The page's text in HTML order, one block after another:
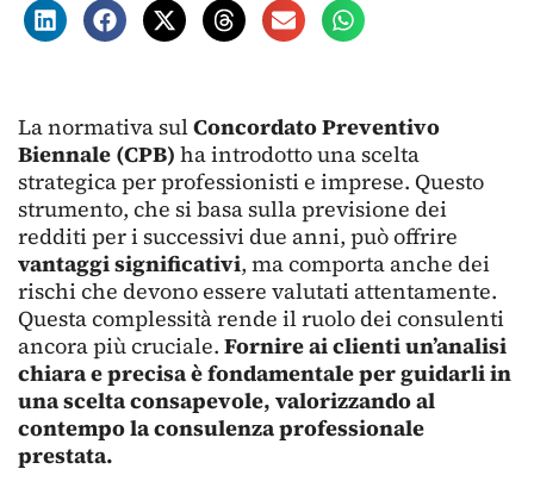
La normativa sulConcordato Preventivo
Biennale (CPB) ha introdotto una scelta
strategica per professionisti e imprese. Questo
strumento, che si basa sulla previsione dei
redditi per i successivi due anni, può offrire
vantaggi significativi, ma comporta anche dei
rischi che devono essere valutati attentamente.
Questa complessità rende il ruolo dei consulenti
ancora più cruciale. Fornire ai clienti un’analisi
chiara e precisa è fondamentale per guidarli in
una scelta consapevole, valorizzando al
contempo la consulenza professionale
prestata.